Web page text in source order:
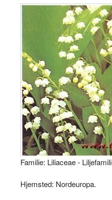
Familie: Liliaceae -
Hjemsted: Nordeuropa.